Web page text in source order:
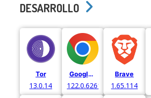
DESARROLLO
Tor
13.0.14
Google Chrome
122.0.6261.129
Brave
1.65.114